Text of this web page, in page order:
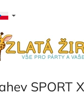
SPORT